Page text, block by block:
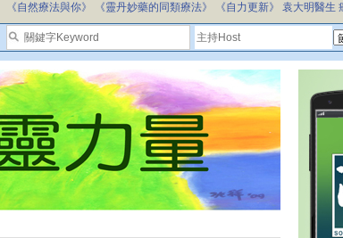
《自然療法與你》
《靈丹妙藥的同類療法》 《自力更新》 袁大明醫生